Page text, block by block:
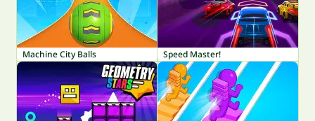
Machine City Balls Speed Master!